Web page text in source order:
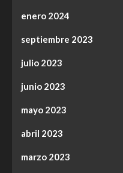
enero 2024
septiembre 2023
julio 2023
junio 2023
mayo 2023
abril 2023
marzo 2023